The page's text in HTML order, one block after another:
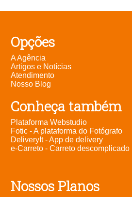
Opções
A Agência
Artigos e Notícias
Atendimento
Nosso Blog
Conheça também
Plataforma Webstudio
Fotic - A plataforma do Fotógrafo
DeliveryIt - App de delivery
e-Carreto - Carreto descomplicado
Nossos Planos